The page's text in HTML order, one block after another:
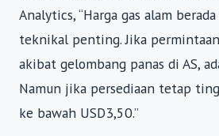
Analytics, “Harga gas alam
teknikal penting. Jika
akibat gelombang panas di AS,
Namun jika persediaan tetap
ke bawah USD3,50.”